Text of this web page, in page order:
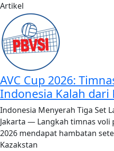
Artikel
AVC Cup 2026:
Indonesia Kalah dari
Indonesia Menyerah Tiga Set
Jakarta — Langkah timnas voli
2026 mendapat hambatan
Kazakstan